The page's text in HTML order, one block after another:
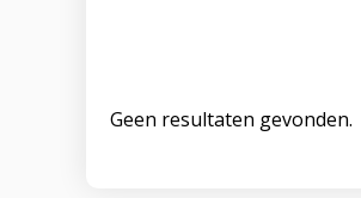
Geen resultaten gevonden.